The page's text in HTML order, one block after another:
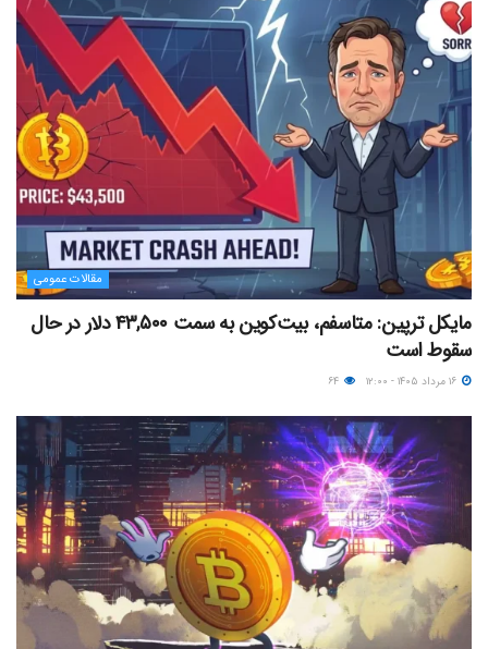
مقالات عمومی
مایکل ترپین: متاسفم، بیت‌کوین به سمت ۴۳,۵۰۰ دلار در حال
سقوط است